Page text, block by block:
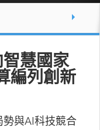
慧國家
編列創新
勢與AI科技競合